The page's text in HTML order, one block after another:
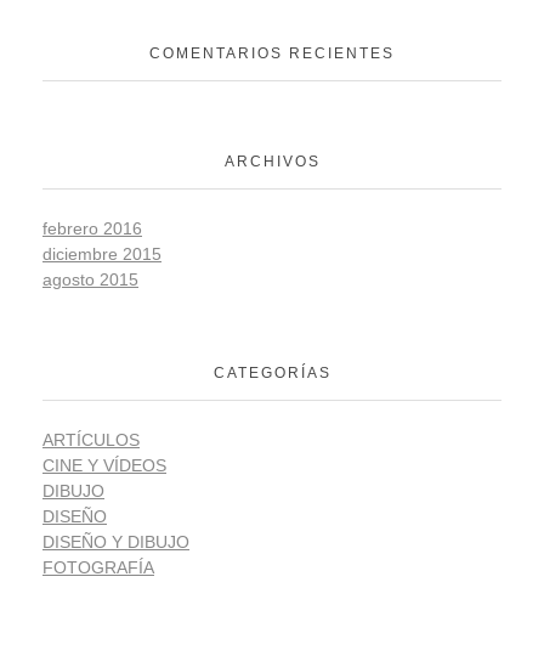
COMENTARIOS RECIENTES
ARCHIVOS
febrero 2016
diciembre 2015
agosto 2015
CATEGORÍAS
ARTÍCULOS
CINE Y VÍDEOS
DIBUJO
DISEÑO
DISEÑO Y DIBUJO
FOTOGRAFÍA